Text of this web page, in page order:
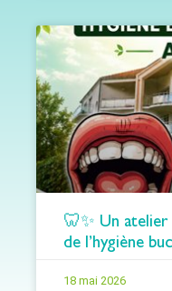
🦷✨ Un
de l’hygiène
18 mai 2026